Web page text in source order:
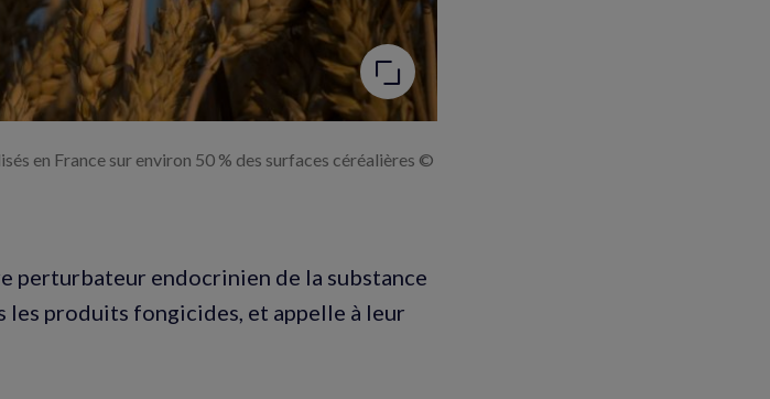
en France sur environ 50 % des surfaces céréalières ©
perturbateur endocrinien de la substance
produits fongicides, et appelle à leur